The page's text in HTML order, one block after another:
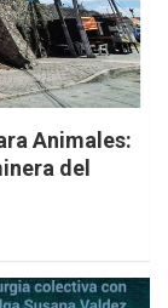
Animales:
del